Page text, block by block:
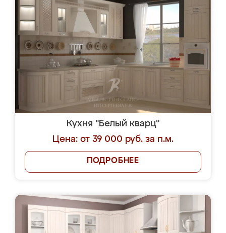
Кухня "Белый кварц"
Цена: от 39 000 руб. за п.м.
ПОДРОБНЕЕ